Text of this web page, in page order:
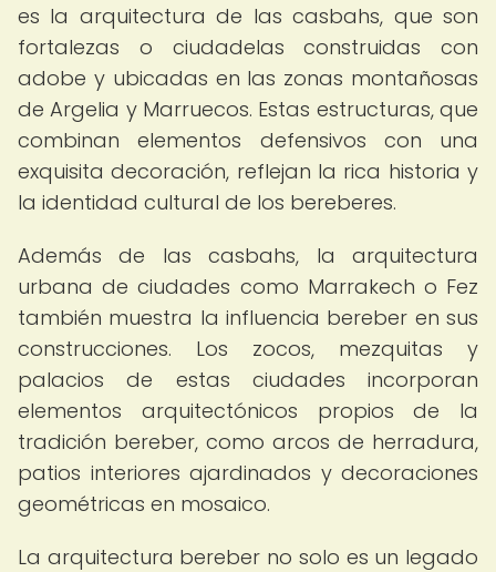
es la arquitectura de las casbahs, que son
fortalezas o ciudadelas construidas con
adobe y ubicadas en las zonas montañosas
de Argelia y Marruecos. Estas estructuras, que
combinan elementos defensivos con una
exquisita decoración, reflejan la rica historia y
la identidad cultural de los bereberes.
Además de las casbahs, la arquitectura
urbana de ciudades como Marrakech o Fez
también muestra la influencia bereber en sus
construcciones. Los zocos, mezquitas y
palacios de estas ciudades incorporan
elementos arquitectónicos propios de la
tradición bereber, como arcos de herradura,
patios interiores ajardinados y decoraciones
geométricas en mosaico.
La arquitectura bereber no solo es un legado